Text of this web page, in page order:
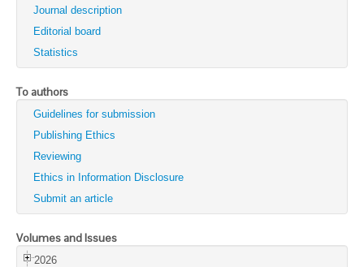
Technical Physics Letters
Physics of the Solid State
Semiconductors
Optics and Spectroscopy
Search
Journal description
Editorial board
Statistics
To authors
Guidelines for submission
Publishing Ethics
Reviewing
Ethics in Information Disclosure
Submit an article
Volumes and Issues
2026